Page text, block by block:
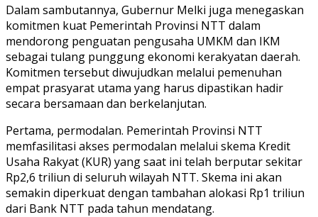
Dalam sambutannya, Gubernur Melki juga menegaskan
komitmen kuat Pemerintah Provinsi NTT dalam
mendorong penguatan pengusaha UMKM dan IKM
sebagai tulang punggung ekonomi kerakyatan daerah.
Komitmen tersebut diwujudkan melalui pemenuhan
empat prasyarat utama yang harus dipastikan hadir
secara bersamaan dan berkelanjutan.
Pertama, permodalan. Pemerintah Provinsi NTT
memfasilitasi akses permodalan melalui skema Kredit
Usaha Rakyat (KUR) yang saat ini telah berputar sekitar
Rp2,6 triliun di seluruh wilayah NTT. Skema ini akan
semakin diperkuat dengan tambahan alokasi Rp1 triliun
dari Bank NTT pada tahun mendatang.